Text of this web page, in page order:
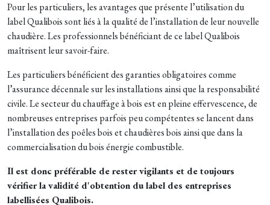
Pour les particuliers, les avantages que présente l’utilisation du
label Qualibois sont liés à la qualité de l’installation de leur nouvelle
chaudière. Les professionnels bénéficiant de ce label Qualibois
maîtrisent leur savoir-faire.
Les particuliers bénéficient des garanties obligatoires comme
l’assurance décennale sur les installations ainsi que la responsabilité
civile. Le secteur du chauffage à bois est en pleine effervescence, de
nombreuses entreprises parfois peu compétentes se lancent dans
l’installation des poêles bois et chaudières bois ainsi que dans la
commercialisation du bois énergie combustible.
Il est donc préférable de rester vigilants et de toujours
vérifier la validité d'obtention du label des entreprises
labellisées Qualibois.